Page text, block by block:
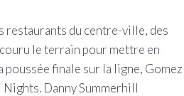
restaurants du centre-ville, des
le terrain pour mettre en
finale sur la ligne, Gomez
Danny Summerhill